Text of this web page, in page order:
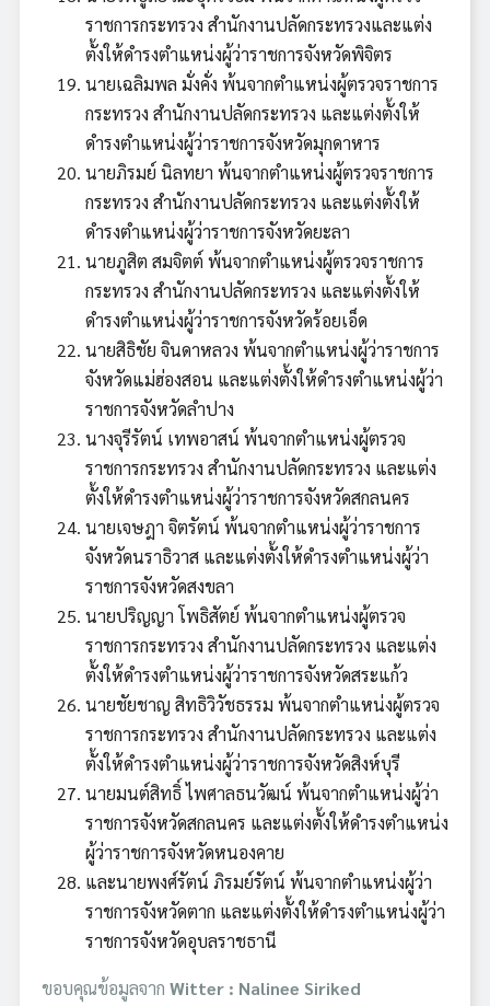
ราชการกระทรวง สำนักงานปลัดกระทรวงและแต่ง
ตั้งให้ดำรงตำแหน่งผู้ว่าราชการจังหวัดพิจิตร
นายเฉลิมพล มั่งคั่ง พ้นจากตำแหน่งผู้ตรวจราชการ
กระทรวง สำนักงานปลัดกระทรวง และแต่งตั้งให้
ดำรงตำแหน่งผู้ว่าราชการจังหวัดมุกดาหาร
นายภิรมย์ นิลทยา พ้นจากตำแหน่งผู้ตรวจราชการ
กระทรวง สำนักงานปลัดกระทรวง และแต่งตั้งให้
ดำรงตำแหน่งผู้ว่าราชการจังหวัดยะลา
นายภูสิต สมจิตต์ พ้นจากตำแหน่งผู้ตรวจราชการ
กระทรวง สำนักงานปลัดกระทรวง และแต่งตั้งให้
ดำรงตำแหน่งผู้ว่าราชการจังหวัดร้อยเอ็ด
นายสิธิชัย จินดาหลวง พ้นจากตำแหน่งผู้ว่าราชการ
จังหวัดแม่ฮ่องสอน และแต่งตั้งให้ดำรงตำแหน่งผู้ว่า
ราชการจังหวัดลำปาง
นางจุรีรัตน์ เทพอาสน์ พ้นจากตำแหน่งผู้ตรวจ
ราชการกระทรวง สำนักงานปลัดกระทรวง และแต่ง
ตั้งให้ดำรงตำแหน่งผู้ว่าราชการจังหวัดสกลนคร
นายเจษฎา จิตรัตน์ พ้นจากตำแหน่งผู้ว่าราชการ
จังหวัดนราธิวาส และแต่งตั้งให้ดำรงตำแหน่งผู้ว่า
ราชการจังหวัดสงขลา
นายปริญญา โพธิสัตย์ พ้นจากตำแหน่งผู้ตรวจ
ราชการกระทรวง สำนักงานปลัดกระทรวง และแต่ง
ตั้งให้ดำรงตำแหน่งผู้ว่าราชการจังหวัดสระแก้ว
นายชัยชาญ สิทธิวิวัชธรรม พ้นจากตำแหน่งผู้ตรวจ
ราชการกระทรวง สำนักงานปลัดกระทรวง และแต่ง
ตั้งให้ดำรงตำแหน่งผู้ว่าราชการจังหวัดสิงห์บุรี
นายมนต์สิทธิ์ ไพศาลธนวัฒน์ พ้นจากตำแหน่งผู้ว่า
ราชการจังหวัดสกลนคร และแต่งตั้งให้ดำรงตำแหน่ง
ผู้ว่าราชการจังหวัดหนองคาย
และนายพงศ์รัตน์ ภิรมย์รัตน์ พ้นจากตำแหน่งผู้ว่า
ราชการจังหวัดตาก และแต่งตั้งให้ดำรงตำแหน่งผู้ว่า
ราชการจังหวัดอุบลราชธานี
ขอบคุณข้อมูลจาก Witter : Nalinee Siriked